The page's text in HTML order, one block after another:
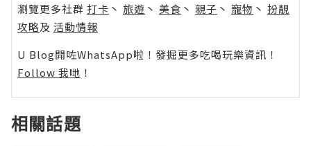
瀏覽更多社群 打卡 丶 旅遊 丶 美食 丶 親子 丶 寵物 丶 扮靚
攻略及 活動情報
U Blog開咗WhatsApp啦！發掘更多吃喝玩樂資訊！
Follow 我哋 ！
相關話題